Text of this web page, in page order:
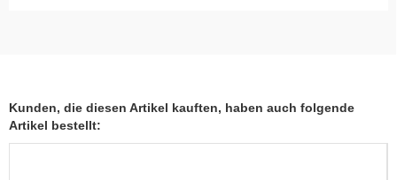
Kunden, die diesen Artikel kauften, haben auch folgende
Artikel bestellt: